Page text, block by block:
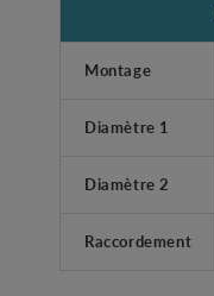
Montage
Diamètre 1
Diamètre 2
Raccordement